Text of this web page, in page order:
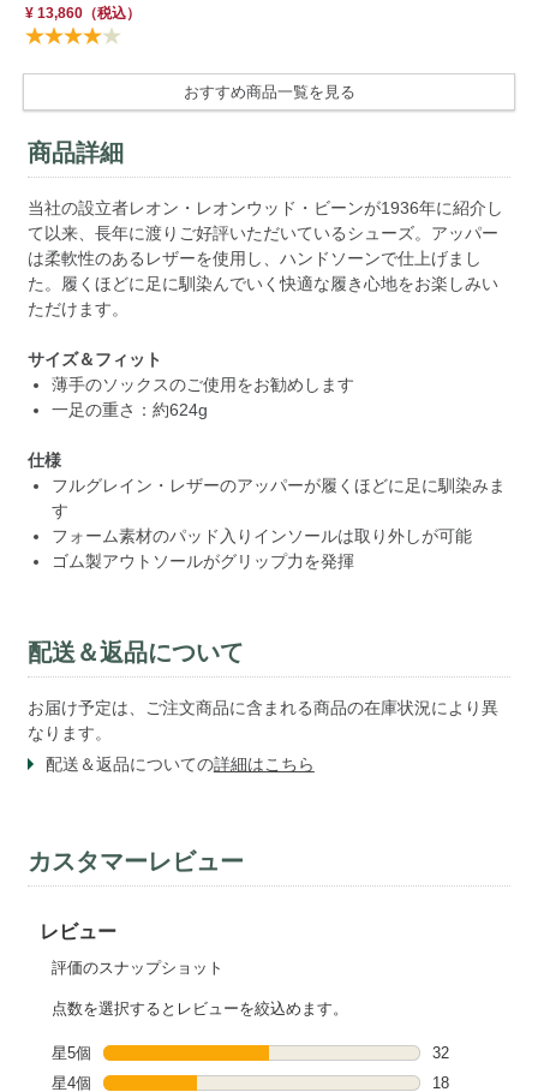
¥ 13,860（税込）
おすすめ商品一覧を見る
商品詳細
当社の設立者レオン・レオンウッド・ビーンが1936年に紹介し
て以来、長年に渡りご好評いただいているシューズ。アッパー
は柔軟性のあるレザーを使用し、ハンドソーンで仕上げまし
た。履くほどに足に馴染んでいく快適な履き心地をお楽しみい
ただけます。
サイズ＆フィット
薄手のソックスのご使用をお勧めします
一足の重さ：約624g
仕様
フルグレイン・レザーのアッパーが履くほどに足に馴染みま
す
フォーム素材のパッド入りインソールは取り外しが可能
ゴム製アウトソールがグリップ力を発揮
配送＆返品について
お届け予定は、ご注文商品に含まれる商品の在庫状況により異
なります。
配送＆返品についての詳細はこちら
カスタマーレビュー